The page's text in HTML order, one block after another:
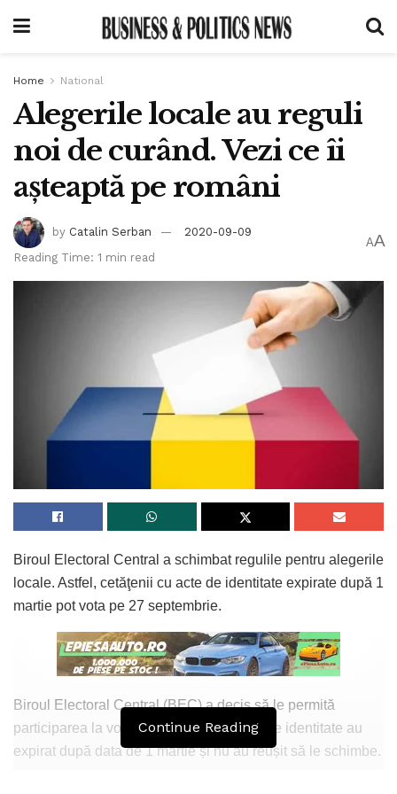
Home National
Alegerile locale au reguli
noi de curând. Vezi ce îi
așteaptă pe români
by Catalin Serban
2020-09-09
Reading Time: 1 min read
AA
Biroul Electoral Central a schimbat regulile pentru alegerile
locale. Astfel, cetăţenii cu acte de identitate expirate după 1
martie pot vota pe 27 septembrie.
Biroul Electoral Central (BEC) a decis să le permită
participarea la vot și celor ale căror acte de identitate au
expirat după data de 1 martie și nu au reușit să le schimbe.
Continue Reading